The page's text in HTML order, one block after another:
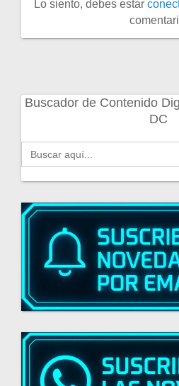
Lo siento, debes estar
Buscador de Contenido
DC
Buscar: